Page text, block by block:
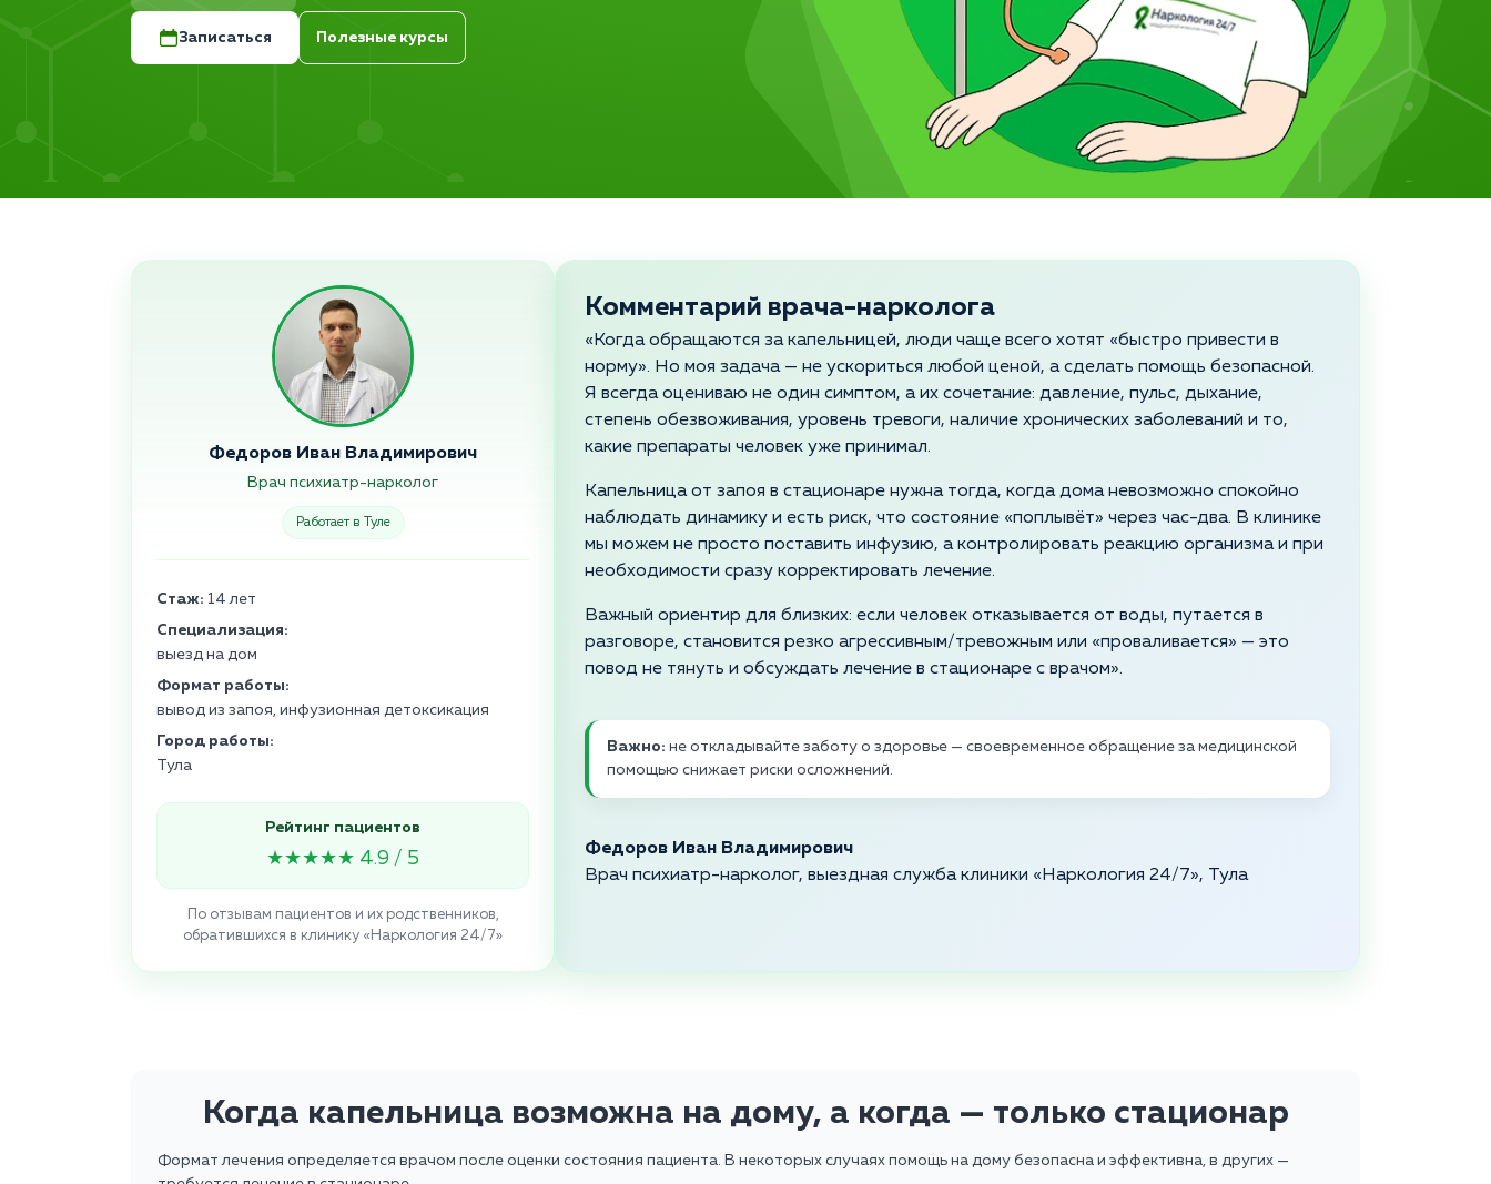
Записаться Полезные курсы
Федоров Иван Владимирович
Врач психиатр-нарколог
Работает в Туле
Стаж: 14 лет
Специализация:
выезд на дом
Формат работы:
вывод из запоя, инфузионная детоксикация
Город работы:
Тула
Рейтинг пациентов
★★★★★ 4.9 / 5
По отзывам пациентов и их родственников,
обратившихся в клинику «Наркология 24/7»
Комментарий врача-нарколога
«Когда обращаются за капельницей, люди чаще всего хотят «быстро привести в
норму». Но моя задача — не ускориться любой ценой, а сделать помощь безопасной.
Я всегда оцениваю не один симптом, а их сочетание: давление, пульс, дыхание,
степень обезвоживания, уровень тревоги, наличие хронических заболеваний и то,
какие препараты человек уже принимал.
Капельница от запоя в стационаре нужна тогда, когда дома невозможно спокойно
наблюдать динамику и есть риск, что состояние «поплывёт» через час-два. В клинике
мы можем не просто поставить инфузию, а контролировать реакцию организма и при
необходимости сразу корректировать лечение.
Важный ориентир для близких: если человек отказывается от воды, путается в
разговоре, становится резко агрессивным/тревожным или «проваливается» — это
повод не тянуть и обсуждать лечение в стационаре с врачом».
Важно: не откладывайте заботу о здоровье — своевременное обращение за медицинской
помощью снижает риски осложнений.
Федоров Иван Владимирович
Врач психиатр-нарколог, выездная служба клиники «Наркология 24/7», Тула
Когда капельница возможна на дому, а когда — только стационар
Формат лечения определяется врачом после оценки состояния пациента. В некоторых случаях помощь на дому безопасна и эффективна, в других —